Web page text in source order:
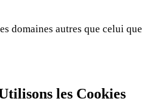
domaines autres que celui que
les Cookies